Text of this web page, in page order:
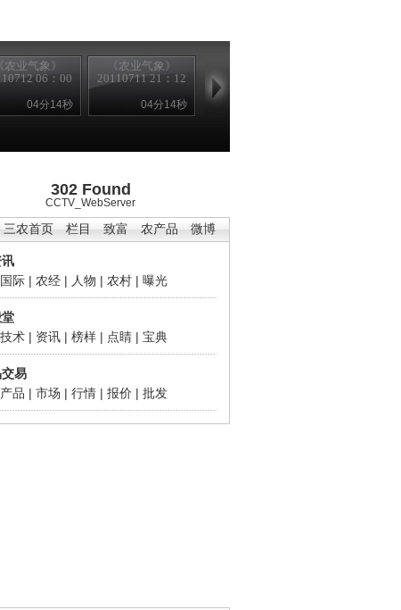
《农业气象》
06：00
04分14秒
《农业气象》
20110711 21：12
04分14秒
302 Found
CCTV_WebServer
三农首页 栏目 致富 农产品 微博
国际 | 农经 | 人物 | 农村 | 曝光
技术 | 资讯 | 榜样 | 点睛 | 宝典
易
产品 | 市场 | 行情 | 报价 | 批发